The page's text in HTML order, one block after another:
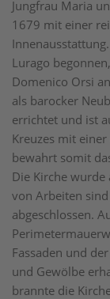
Jungfrau Maria
1679 mit einer
Lurago
Domenico Orsi
als barocker
errichtet und ist
Kreuzes mit
bewahrt somit
Die Kirche wurde
von Arbeiten
abgeschlossen.
Fassaden und
und Gewölbe
brannte die